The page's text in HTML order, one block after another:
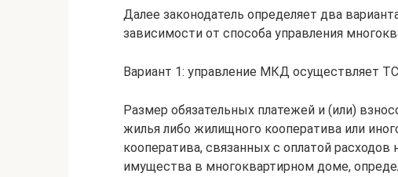
Далее законодатель определяет два
зависимости от способа управления
Вариант 1: управление МКД
Размер обязательных платежей и (или)
жилья либо жилищного кооператива или
кооператива, связанных с оплатой
имущества в многоквартирном доме,